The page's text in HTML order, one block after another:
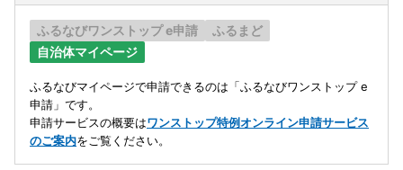
ふるなびワンストップ e申請
ふるまど
自治体マイページ
ふるなびマイページで申請できるのは「ふるなびワンストップ e
申請」です。
申請サービスの概要はワンストップ特例オンライン申請サービス
のご案内をご覧ください。